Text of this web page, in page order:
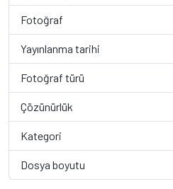
Fotoğraf
Yayınlanma tarihi
Fotoğraf türü
Çözünürlük
Kategori
Dosya boyutu